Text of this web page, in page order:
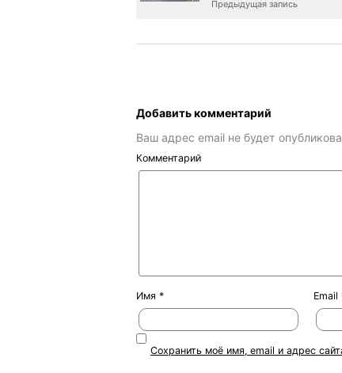
Предыдущая запись
Добавить комментарий
Ваш адрес email не будет
Комментарий
Имя * Email
Сохранить моё имя, email и адрес